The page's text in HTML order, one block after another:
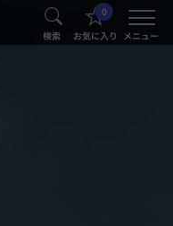
検索
0
お気に入り メニュー
®